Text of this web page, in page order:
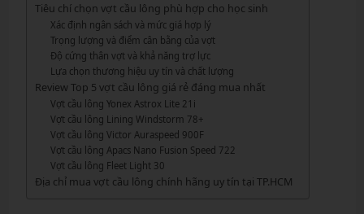
Tiêu chí chọn vợt cầu lông phù hợp cho học sinh
Xác định ngân sách và mức giá hợp lý
Trọng lượng và điểm cân bằng của vợt
Độ cứng thân vợt và khả năng trợ lực
Lựa chọn thương hiệu uy tín và chất lượng
Review Top 5 vợt cầu lông giá rẻ đáng mua nhất
Vợt cầu lông Yonex Astrox Lite 21i
Vợt cầu lông Lining Windstorm 78+
Vợt cầu lông Victor Auraspeed 900F
Vợt cầu lông Apacs Nano Fusion Speed 722
Vợt cầu lông Fleet Light 30
Địa chỉ mua vợt cầu lông chính hãng uy tín tại TP.HCM